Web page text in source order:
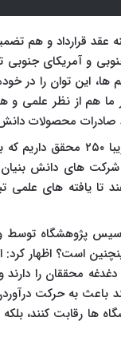
عقد قرارداد و هم
و آمریکای جنوبی
این توان را در
هم از نظر علمی و
محصولات
وی افزود: مجموعه پژوهشگاه نیرو به عنوان هاب پژوهشی عمل
رسید. مقرر شده که این ۳۵۰ محقق، ۲۰۰۰ محقق
تا یافته های علمی
پژوهشگاه توسط
است؟ اظهار
محققان را
باعث به حرکت
ها رقابت کنند،